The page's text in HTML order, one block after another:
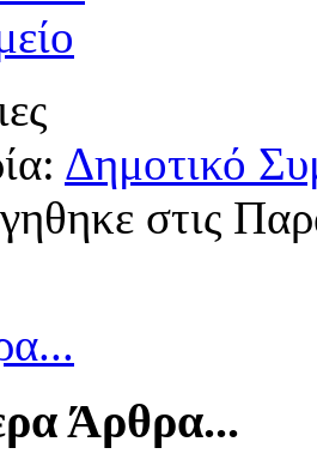
Δημοτικό
στις
Άρθρα...